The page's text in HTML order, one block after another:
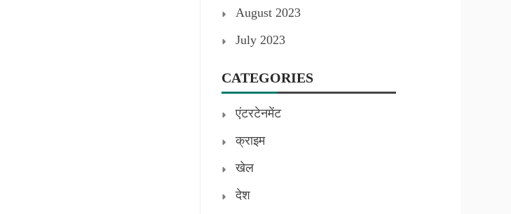
August 2023
July 2023
CATEGORIES
एंटरटेनमेंट
क्राइम
खेल
देश